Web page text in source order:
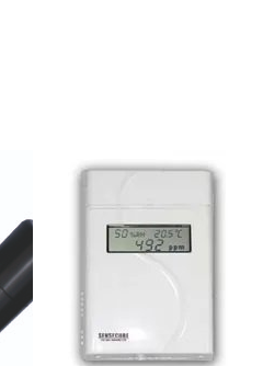
KOREA DIGITAL
controller 2000 /
5000 / 10.000